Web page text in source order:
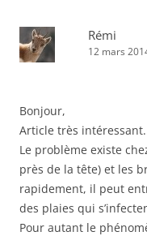
Rémi
12 mars
Bonjour,
Article très intéressant.
Le problème existe
près de la tête) et les
rapidement, il peut
des plaies qui
Pour autant le